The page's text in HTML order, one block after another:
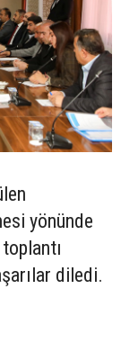
yönünde
diledi.